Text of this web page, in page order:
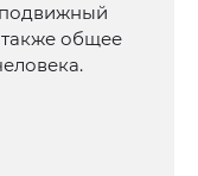
общее